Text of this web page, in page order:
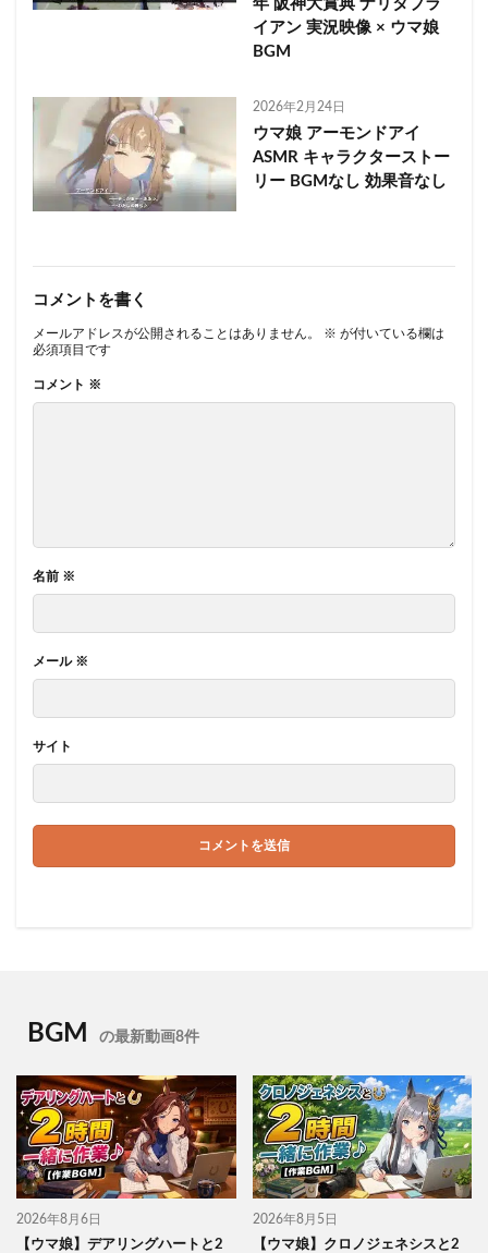
年 阪神大賞典 ナリタブラ
イアン 実況映像 × ウマ娘
BGM
2026年2月24日
ウマ娘 アーモンドアイ
ASMR キャラクターストー
リー BGMなし 効果音なし
コメントを書く
メールアドレスが公開されることはありません。 ※ が付いている欄は
必須項目です
コメント ※
名前 ※
メール ※
サイト
BGM の最新動画8件
2026年8月6日
【ウマ娘】デアリングハートと2
2026年8月5日
【ウマ娘】クロノジェネシスと2